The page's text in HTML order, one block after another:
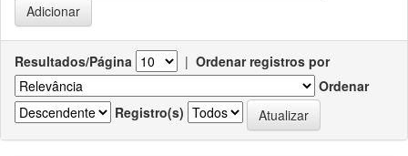
Resultados/Página | Ordenar registros por
Ordenar
Registro(s)